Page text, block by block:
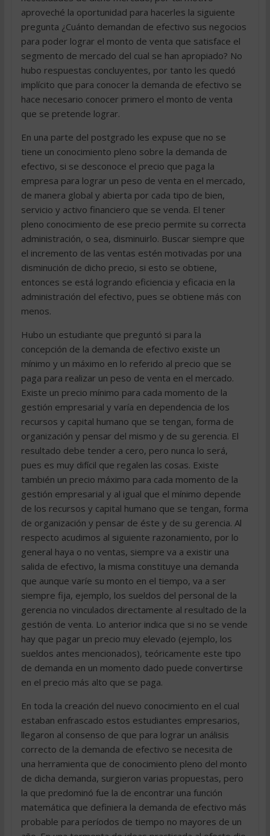
aproveché la oportunidad para hacerles la siguiente
pregunta ¿Cuánto demandan de efectivo sus negocios
para poder lograr el monto de venta que satisface el
segmento de mercado del cual se han apropiado? No
hubo respuestas concluyentes, por tanto les quedó
implícito que para conocer la demanda de efectivo se
hace necesario conocer primero el monto de venta
que se pretende lograr.
En una parte del postgrado les expuse que no se
tiene un conocimiento pleno sobre la demanda de
efectivo, si se desconoce el precio que paga la
empresa para lograr un peso de venta en el mercado,
de manera global y abierta por cada tipo de bien,
servicio y activo financiero que se venda. El tener
pleno conocimiento de ese precio permite su correcta
administración, o sea, disminuirlo. Buscar siempre que
el incremento de las ventas estén motivadas por una
disminución de dicho precio, si esto se obtiene,
entonces se está logrando eficiencia y eficacia en la
administración del efectivo, pues se obtiene más con
menos.
Hubo un estudiante que preguntó si para la
concepción de la demanda de efectivo existe un
mínimo y un máximo en lo referido al precio que se
paga para realizar un peso de venta en el mercado.
Existe un precio mínimo para cada momento de la
gestión empresarial y varía en dependencia de los
recursos y capital humano que se tengan, forma de
organización y pensar del mismo y de su gerencia. El
resultado debe tender a cero, pero nunca lo será,
pues es muy difícil que regalen las cosas. Existe
también un precio máximo para cada momento de la
gestión empresarial y al igual que el mínimo depende
de los recursos y capital humano que se tengan, forma
de organización y pensar de éste y de su gerencia. Al
respecto acudimos al siguiente razonamiento, por lo
general haya o no ventas, siempre va a existir una
salida de efectivo, la misma constituye una demanda
que aunque varíe su monto en el tiempo, va a ser
siempre fija, ejemplo, los sueldos del personal de la
gerencia no vinculados directamente al resultado de la
gestión de venta. Lo anterior indica que si no se vende
hay que pagar un precio muy elevado (ejemplo, los
sueldos antes mencionados), teóricamente este tipo
de demanda en un momento dado puede convertirse
en el precio más alto que se paga.
En toda la creación del nuevo conocimiento en el cual
estaban enfrascado estos estudiantes empresarios,
llegaron al consenso de que para lograr un análisis
correcto de la demanda de efectivo se necesita de
una herramienta que de conocimiento pleno del monto
de dicha demanda, surgieron varias propuestas, pero
la que predominó fue la de encontrar una función
matemática que definiera la demanda de efectivo más
probable para períodos de tiempo no mayores de un